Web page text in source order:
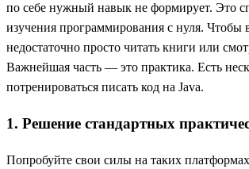
по себе нужный навык не формирует. Это
изучения программирования с нуля. Чтобы
недостаточно просто читать книги или
Важнейшая часть — это практика. Есть
потренироваться писать код на Java.
1. Решение стандартных
Попробуйте свои силы на таких